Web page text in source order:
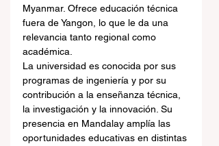
Myanmar. Ofrece educación técnica
fuera de Yangon, lo que le da una
relevancia tanto regional como
académica.
La universidad es conocida por sus
programas de ingeniería y por su
contribución a la enseñanza técnica,
la investigación y la innovación. Su
presencia en Mandalay amplía las
oportunidades educativas en distintas